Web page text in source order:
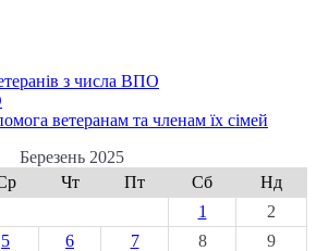
з числа ВПО
ветеранам та членам їх сімей
Березень 2025
Чт Пт Сб
Нд
1
2
5 6 7 8
9